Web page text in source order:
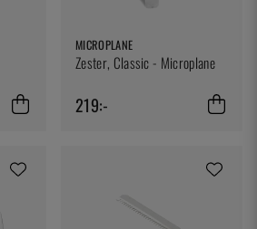
MICROPLANE
Zester, Classic - Microplane
219:-